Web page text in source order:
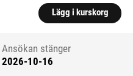
Lägg i kurskorg
Ansökan stänger
2026-10-16